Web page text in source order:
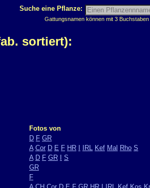
Suche eine Pflanze:
Gattungsnamen können mit 3
sortiert):
Fotos von
D F GR
A Cor D E F HR IRL Kef Mal Rho S
A D F GR
S
GR
F